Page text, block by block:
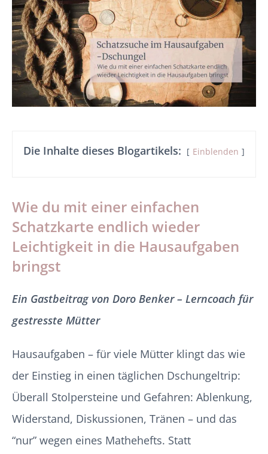
Die Inhalte dieses Blogartikels: Einblenden
Wie du mit einer einfachen
Schatzkarte endlich wieder
Leichtigkeit in die Hausaufgaben
bringst
Ein Gastbeitrag von Doro Benker – Lerncoach für
gestresste Mütter
Hausaufgaben – für viele Mütter klingt das wie
der Einstieg in einen täglichen Dschungeltrip:
Überall Stolpersteine und Gefahren: Ablenkung,
Widerstand, Diskussionen, Tränen – und das
“nur” wegen eines Mathehefts. Statt